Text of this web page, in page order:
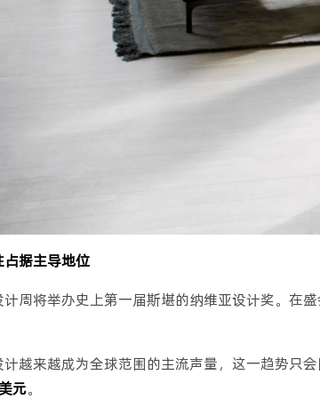
占据主导地位
计周将举办史上第一届斯堪的纳维亚设计奖。在
计越来越成为全球范围的主流声量，这一趋势只
元。